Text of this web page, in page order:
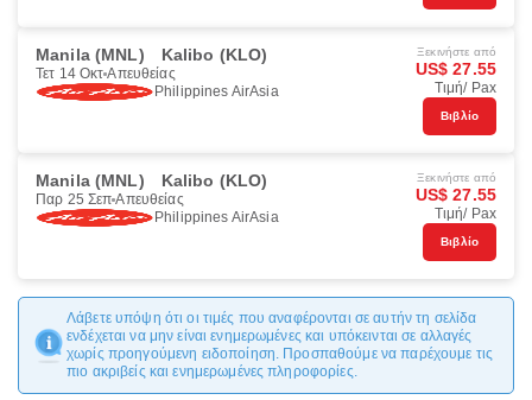
Manila (MNL) Kalibo (KLO)
Τετ 14 Οκτ Απευθείας
Philippines AirAsia
Ξεκινήστε από
US$ 27.55
Τιμή/ Pax
Βιβλίο
Manila (MNL) Kalibo (KLO)
Παρ 25 Σεπ Απευθείας
Philippines AirAsia
Ξεκινήστε από
US$ 27.55
Τιμή/ Pax
Βιβλίο
Λάβετε υπόψη ότι οι τιμές που αναφέρονται σε αυτήν τη σελίδα
ενδέχεται να μην είναι ενημερωμένες και υπόκεινται σε αλλαγές
χωρίς προηγούμενη ειδοποίηση. Προσπαθούμε να παρέχουμε τις
πιο ακριβείς και ενημερωμένες πληροφορίες.